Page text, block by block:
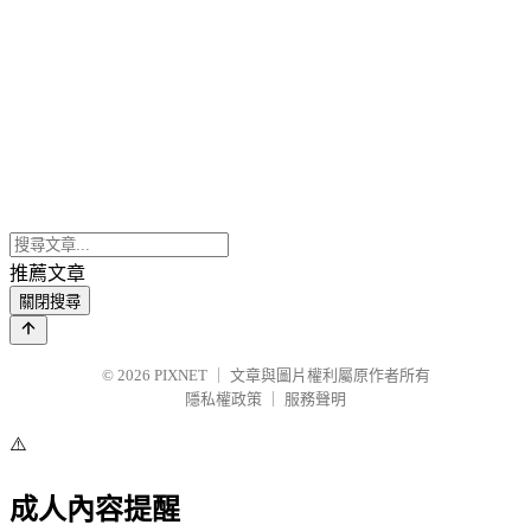
推薦文章
關閉搜尋
© 2026 PIXNET
文章與圖片權利屬原作者所有
隱私權政策
服務聲明
⚠️
成人內容提醒